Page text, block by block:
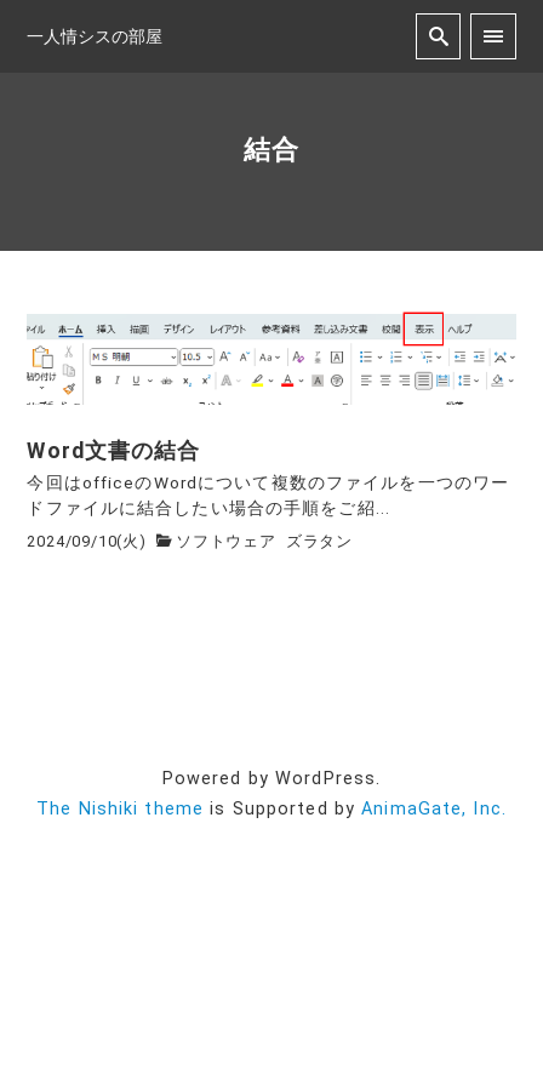
一人情シスの部屋
結合
Word文書の結合
今回はofficeのWordについて複数のファイルを一つのワー
ドファイルに結合したい場合の手順をご紹...
2024/09/10(火) ソフトウェア ズラタン
Powered by WordPress.
The Nishiki theme is Supported byAnimaGate, Inc.